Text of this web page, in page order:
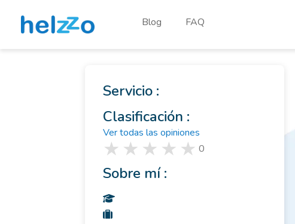
Blog FAQ
Servicio :
Clasificación :
Ver todas las opiniones
0
Sobre mí :